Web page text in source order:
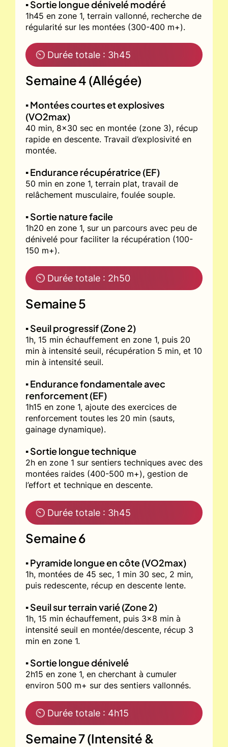
▪️ Sortie longue dénivelé modéré
1h45 en zone 1, terrain vallonné, recherche de
régularité sur les montées (300-400 m+).
⏲ Durée totale : 3h45
Semaine 4 (Allégée)
▪️ Montées courtes et explosives
(VO2max)
40 min, 8x30 sec en montée (zone 3), récup
rapide en descente. Travail d’explosivité en
montée.
▪️ Endurance récupératrice (EF)
50 min en zone 1, terrain plat, travail de
relâchement musculaire, foulée souple.
▪️ Sortie nature facile
1h20 en zone 1, sur un parcours avec peu de
dénivelé pour faciliter la récupération (100-
150 m+).
⏲ Durée totale : 2h50
Semaine 5
▪️ Seuil progressif (Zone 2)
1h, 15 min échauffement en zone 1, puis 20
min à intensité seuil, récupération 5 min, et 10
min à intensité seuil.
▪️ Endurance fondamentale avec
renforcement (EF)
1h15 en zone 1, ajoute des exercices de
renforcement toutes les 20 min (sauts,
gainage dynamique).
▪️ Sortie longue technique
2h en zone 1 sur sentiers techniques avec des
montées raides (400-500 m+), gestion de
l’effort et technique en descente.
⏲ Durée totale : 3h45
Semaine 6
▪️ Pyramide longue en côte (VO2max)
1h, montées de 45 sec, 1 min 30 sec, 2 min,
puis redescente, récup en descente lente.
▪️ Seuil sur terrain varié (Zone 2)
1h, 15 min échauffement, puis 3x8 min à
intensité seuil en montée/descente, récup 3
min en zone 1.
▪️ Sortie longue dénivelé
2h15 en zone 1, en cherchant à cumuler
environ 500 m+ sur des sentiers vallonnés.
⏲ Durée totale : 4h15
Semaine 7 (Intensité &